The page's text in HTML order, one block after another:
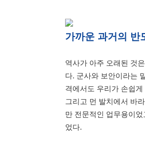
가까운 과거의 반
역사가 아주 오래된 것
다. 군사와 보안이라는
격에서도 우리가 손쉽
그리고 먼 발치에서 바
만 전문적인 업무용이
었다.